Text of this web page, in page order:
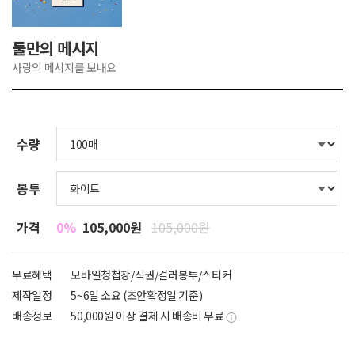
둘만의 메시지
사랑의 메시지를 보내요
수량
봉투
가격 0% 105,000원 105,000원
무료혜택
모바일청첩장/식권/컬러봉투/스티커
제작일정
5~6일 소요 (초안확정일 기준)
배송정보
50,000원 이상 결제 시 배송비 무료